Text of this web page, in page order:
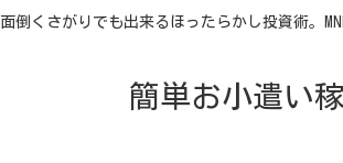
面倒くさがりでも出来るほったらかし投資術。
簡単お小遣い